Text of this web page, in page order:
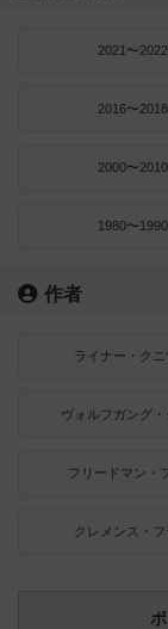
2021〜
2016〜
2000〜
1980〜
作者
ライナー・クニ
ヴォルフガング
フリードマン・
クレメンス・フ